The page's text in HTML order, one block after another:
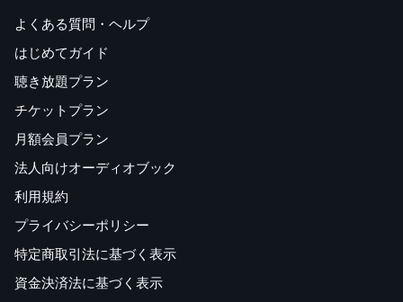
よくある質問・ヘルプ
はじめてガイド
聴き放題プラン
チケットプラン
月額会員プラン
法人向けオーディオブック
利用規約
プライバシーポリシー
特定商取引法に基づく表示
資金決済法に基づく表示